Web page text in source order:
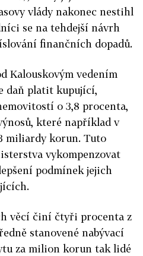
vlády nakonec nestihl
se na tehdejší návrh
finančních dopadů.
Kalouskovým vedením
daň platit kupující,
o 3,8 procenta,
které například v
miliardy korun. Tuto
vykompenzovat
podmínek jejich
věcí činí čtyři procenta z
stanovené nabývací
za milion korun tak lidé